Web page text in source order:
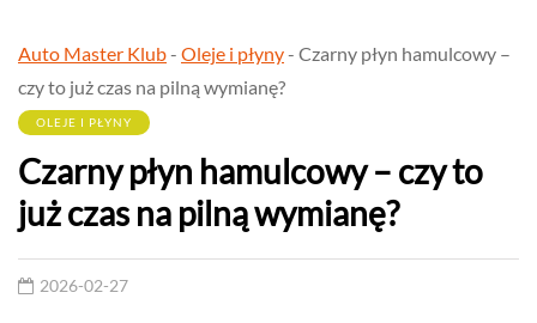
Auto Master Klub- Oleje i płyny- Czarny płyn hamulcowy –
czy to już czas na pilną wymianę?
OLEJE I PŁYNY
Czarny płyn hamulcowy – czy to
już czas na pilną wymianę?
2026-02-27